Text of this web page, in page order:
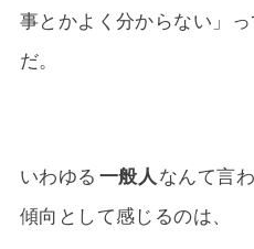
事とかよく分からない」
だ。
いわゆる 一般人 なんて言
傾向として感じるのは、